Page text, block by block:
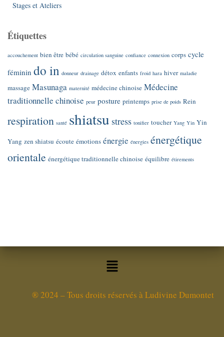
Stages et Ateliers
Étiquettes
accouchement bien être bébé circulation sanguine confiance connexion corps cycle
féminin do in donneur drainage détox enfants froid hara hiver maladie
massage Masunaga maternité médecine chinoise Médecine
traditionnelle chinoise peur posture printemps prise de poids Rein
respiration santé shiatsu stress tonifier toucher Yang Yin Yin
Yang zen shiatsu écoute émotions énergie énergies énergétique
orientale énergétique traditionnelle chinoise équilibre étirements
®2024 – Tous droits réservés à Ludivine Dumontet